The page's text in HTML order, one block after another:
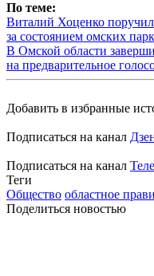
По теме:
Виталий Хоценко
за состоянием омских
В Омской области
на предварительное
Добавить в избранные
Подписаться на канал
Подписаться на канал
Теги
Общество областное
Поделиться новостью